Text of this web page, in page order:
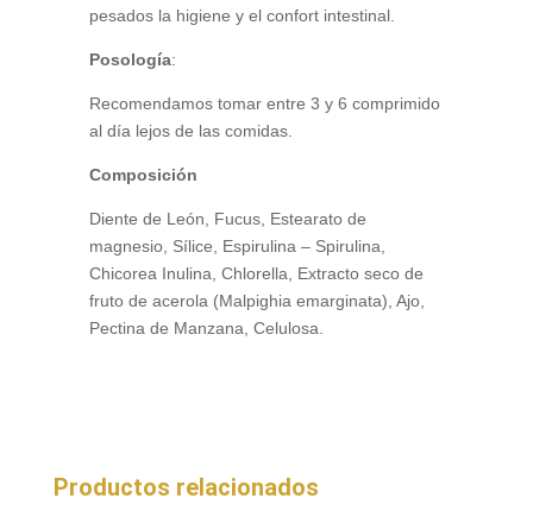
pesados la higiene y el confort intestinal.
Posología:
Recomendamos tomar entre 3 y 6 comprimido
al día lejos de las comidas.
Composición
Diente de León, Fucus, Estearato de
magnesio, Sílice, Espirulina – Spirulina,
Chicorea Inulina, Chlorella, Extracto seco de
fruto de acerola (Malpighia emarginata), Ajo,
Pectina de Manzana, Celulosa.
Productos relacionados